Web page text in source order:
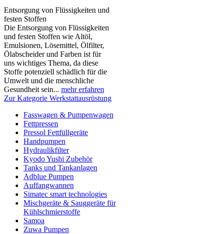
Entsorgung von Flüssigkeiten und
festen Stoffen
Die Entsorgung von Flüssigkeiten
und festen Stoffen wie Altöl,
Emulsionen, Lösemittel, Ölfilter,
Ölabscheider und Farben ist für
uns wichtiges Thema, da diese
Stoffe potenziell schädlich für die
Umwelt und die menschliche
Gesundheit sein... mehr erfahren
Zur Kategorie Werkstattausrüstung
Fasswagen & Pumpenwagen
Fettpressen
Pressol Fettfüllgeräte
Handpumpen
Hydraulikfilter
Kyodo Yushi Zubehör
Tanks und Tankanlagen
Adblue Pumpen
Auffangwannen
Simatec smart technologies
Mischgeräte & Sauggeräte für
Kühlschmierstoffe
Samoa
Zuwa Pumpen